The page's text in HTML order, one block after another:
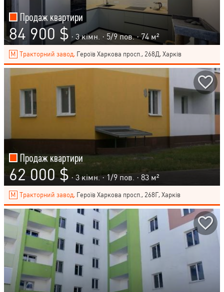
Продаж квартири
84 900 $ · 3 кімн. · 5/9пов. · 74 м²
Тракторний завод, Героїв Харкова просп., 268Д, Харків
Продаж квартири
62 000 $ · 3 кімн. ·1/9 пов. · 83 м²
Тракторний завод, Героїв Харкова просп., 268Г, Харків